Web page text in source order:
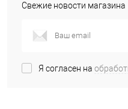
Свежие новости магазина
Я согласен на